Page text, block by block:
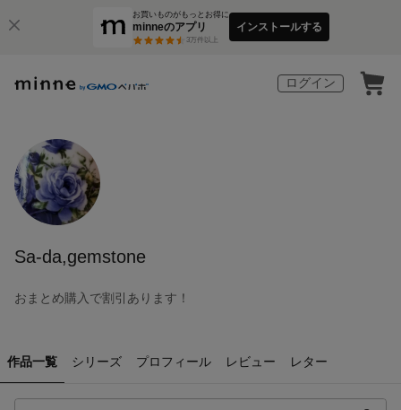
お買いものがもっとお得に
minneのアプリ
3万件以上
インストールする
ログイン
Sa-da,gemstone
おまとめ購入で割引あります！
作品一覧 シリーズ プロフィール レビュー レター